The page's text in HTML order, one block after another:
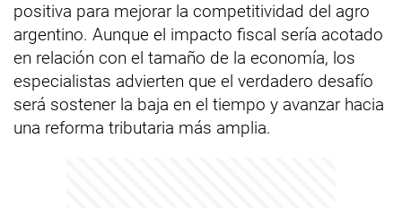
positiva para mejorar la competitividad del agro
argentino. Aunque el impacto fiscal sería acotado
en relación con el tamaño de la economía, los
especialistas advierten que el verdadero desafío
será sostener la baja en el tiempo y avanzar hacia
una reforma tributaria más amplia.